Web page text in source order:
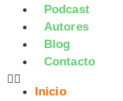
Podcast
Autores
Blog
Contacto
Inicio